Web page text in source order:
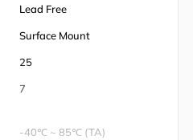
Lead Free
Surface Mount
25
7
-40℃ ~ 85℃ (TA)